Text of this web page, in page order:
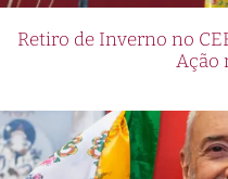
Retiro de Inverno no
Ação